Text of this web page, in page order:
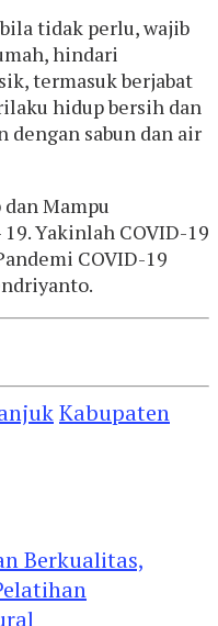
tidak perlu, wajib
hindari
termasuk berjabat
hidup bersih dan
dengan sabun dan air
Mampu
Yakinlah COVID-19
COVID-19
Kabupaten